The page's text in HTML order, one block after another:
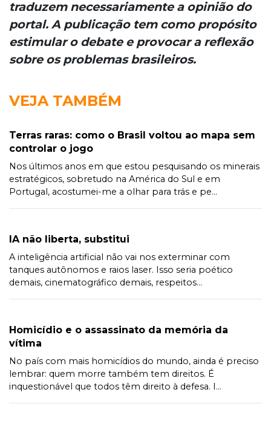
traduzem necessariamente a opinião do
portal. A publicação tem como propósito
estimular o debate e provocar a reflexão
sobre os problemas brasileiros.
VEJA TAMBÉM
Terras raras: como o Brasil voltou ao mapa sem
controlar o jogo
Nos últimos anos em que estou pesquisando os minerais
estratégicos, sobretudo na América do Sul e em
Portugal, acostumei-me a olhar para trás e pe...
IA não liberta, substitui
A inteligência artificial não vai nos exterminar com
tanques autônomos e raios laser. Isso seria poético
demais, cinematográfico demais, respeitos...
Homicídio e o assassinato da memória da
vítima
No país com mais homicídios do mundo, ainda é preciso
lembrar: quem morre também tem direitos. É
inquestionável que todos têm direito à defesa. I...